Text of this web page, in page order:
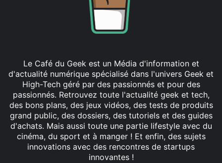
Le Café du Geek est un Média d'information et
d'actualité numérique spécialisé dans l'univers Geek et
High-Tech géré par des passionnés et pour des
passionnés. Retrouvez toute l'actualité geek et tech,
des bons plans, des jeux vidéos, des tests de produits
grand public, des dossiers, des tutoriels et des guides
d'achats. Mais aussi toute une partie lifestyle avec du
cinéma, du sport et à manger ! Et enfin, des sujets
innovations avec des rencontres de startups
innovantes !